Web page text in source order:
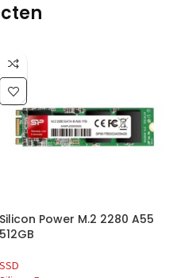
Silicon Power M.2 2280 A55
512GB
SSD